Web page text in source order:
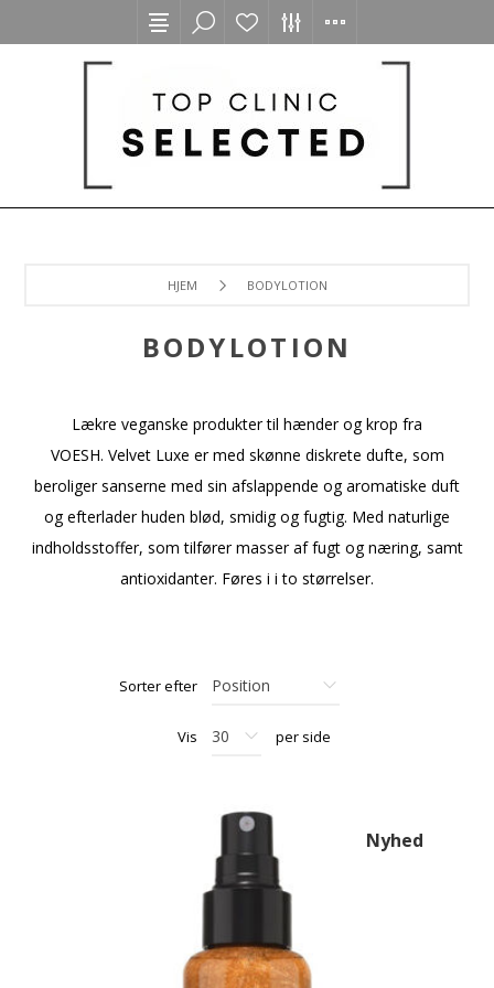
HJEM BODYLOTION
BODYLOTION
Lækre veganske produkter til hænder og krop fra
VOESH. Velvet Luxe er med skønne diskrete dufte, som
beroliger sanserne med sin afslappende og aromatiske duft
og efterlader huden blød, smidig og fugtig. Med naturlige
indholdsstoffer, som tilfører masser af fugt og næring, samt
antioxidanter. Føres i i to størrelser.
Sorter efter
Vis per side
Nyhed